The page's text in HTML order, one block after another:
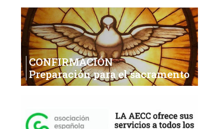
CONFIRMACIÓN
Preparación para el sacramento